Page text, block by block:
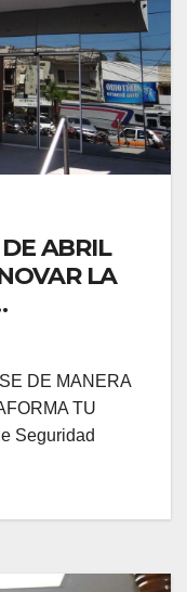
ABRIL
LA
DE MANERA
TU
Seguridad